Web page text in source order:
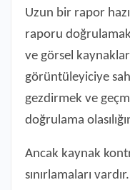
Uzun bir rapor
raporu
ve görsel
görüntüleyiciye
gezdirmek ve
doğrulama
Ancak kaynak
sınırlamaları